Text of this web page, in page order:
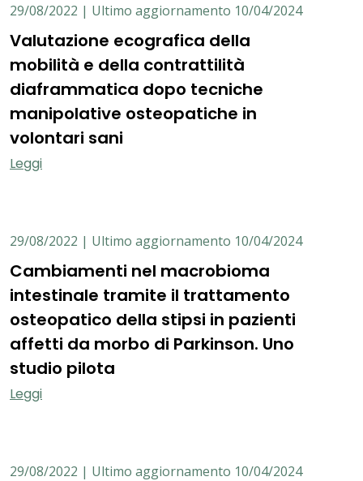
29/08/2022 | Ultimo aggiornamento 10/04/2024
Valutazione ecografica della
mobilità e della contrattilità
diaframmatica dopo tecniche
manipolative osteopatiche in
volontari sani
Leggi
29/08/2022 | Ultimo aggiornamento 10/04/2024
Cambiamenti nel macrobioma
intestinale tramite il trattamento
osteopatico della stipsi in pazienti
affetti da morbo di Parkinson. Uno
studio pilota
Leggi
29/08/2022 | Ultimo aggiornamento 10/04/2024